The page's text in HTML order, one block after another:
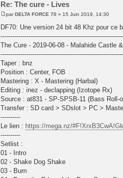
Re: The cure - Lives
parDELTA FORCE 70 » 15 Juin 2019, 14:30
DF70: Une version 24 bit 48 Khz pour ce
The Cure - 2019-06-08 - Malahide Castle
Taper : bnz
Position : Center, FOB
Mastering : X - Mastering (Harbal)
Editing : inez - declapping (Izotope Rx)
Source : at831 - SP-SPSB-11 (Bass
Transfer : SD card > SDslot > PC >
----------
Le lien : https://mega.nz/
----------
Setlist :
01 - Intro
02 - Shake Dog Shake
03 - Burn